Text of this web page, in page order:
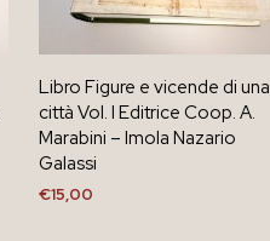
Libro Figure e vicende di una
città Vol. I Editrice Coop. A.
Marabini – Imola Nazario
Galassi
€15,00